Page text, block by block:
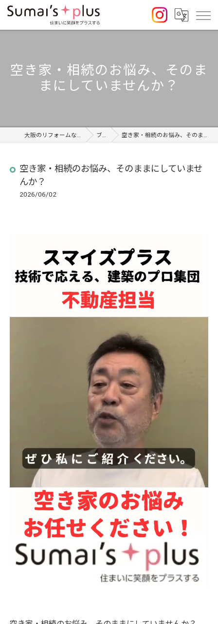
空き家・相続のお悩み、そのま
まにしていませんか？
大阪のリフォームならSumai's Plus ブログ 空き家・相続のお悩み、そのままにしていませんか？
空き家・相続のお悩み、そのままにしていませ
んか？
2026/06/02